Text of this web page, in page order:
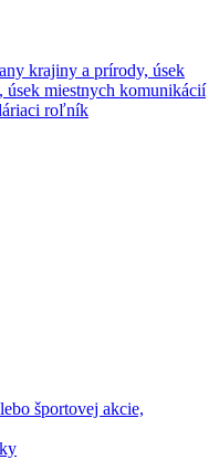
krajiny a prírody, úsek
miestnych komunikácií
roľník
športovej akcie,